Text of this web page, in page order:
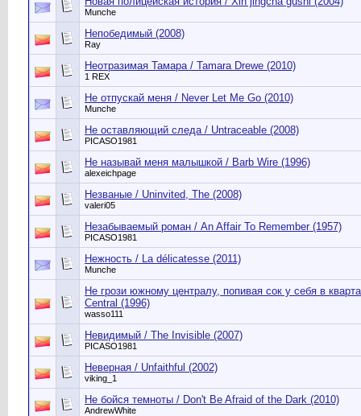
Munche
Непобедимый (2008)
Ray
Неотразимая Тамара / Tamara Drewe (2010)
1 REX
Не отпускай меня / Never Let Me Go (2010)
Munche
Не оставляющий следа / Untraceable (2008)
PICASO1981
Не называй меня малышкой / Barb Wire (1996)
alexeichpage
Незваные / Uninvited, The (2008)
valeri05
Незабываемый роман / An Affair To Remember (1957)
PICASO1981
Нежность / La délicatesse (2011)
Munche
Не грози южному централу, попивая сок у себя в
Central (1996)
wasso111
Невидимый / The Invisible (2007)
PICASO1981
Неверная / Unfaithful (2002)
viking_1
Не бойся темноты / Don't Be Afraid of the Dark (2010)
AndrewWhite